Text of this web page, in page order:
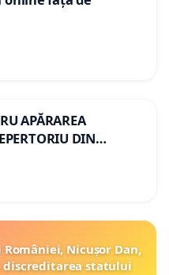
APĂRAREA
DIN
Nicușor Dan,
statului